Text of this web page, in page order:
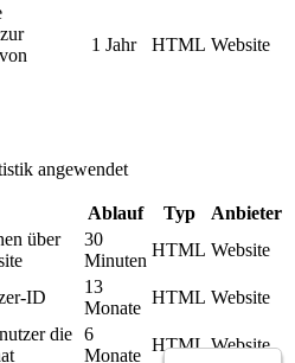
1 Jahr HTML Website
angewendet
Ablauf Typ
Anbieter
über
30
Minuten
HTML Website
ID
13
Monate
HTML Website
die 6
Monate
HTML Website